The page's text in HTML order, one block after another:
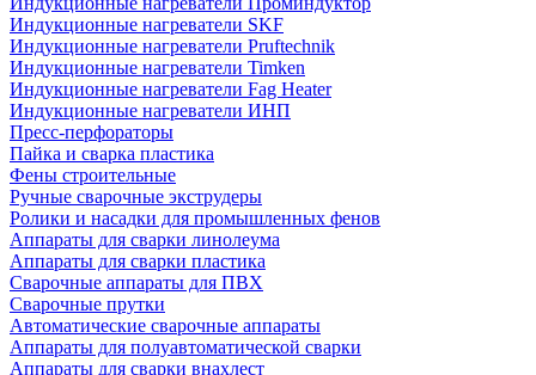
Индукционные нагреватели SKF
Индукционные нагреватели Pruftechnik
Индукционные нагреватели Timken
Индукционные нагреватели Fag Heater
Индукционные нагреватели ИНП
Пресс-перфораторы
Пайка и сварка пластика
Фены строительные
Ручные сварочные экструдеры
Ролики и насадки для промышленных фенов
Аппараты для сварки линолеума
Аппараты для сварки пластика
Сварочные аппараты для ПВХ
Сварочные прутки
Автоматические сварочные аппараты
Аппараты для полуавтоматической сварки
Аппараты для сварки внахлест